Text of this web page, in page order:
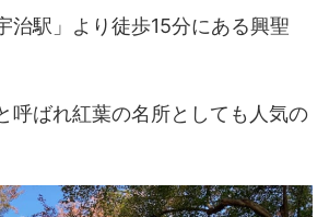
駅」より徒歩15分にある興聖
呼ばれ紅葉の名所としても人気の